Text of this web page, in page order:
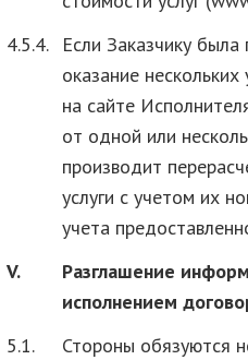
4.5.4.
Если Заказчику
оказание нескольких
на сайте
от одной или
производит
услуги с учетом их
учета
V.
Разглашение
исполнением
5.1.
Стороны обязуются